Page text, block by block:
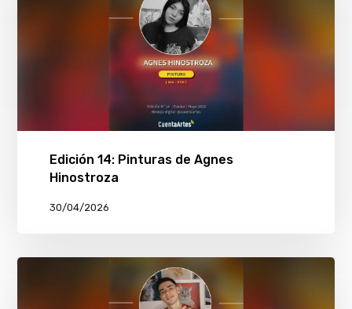
Edición 14: Pinturas de Agnes
Hinostroza
30/04/2026